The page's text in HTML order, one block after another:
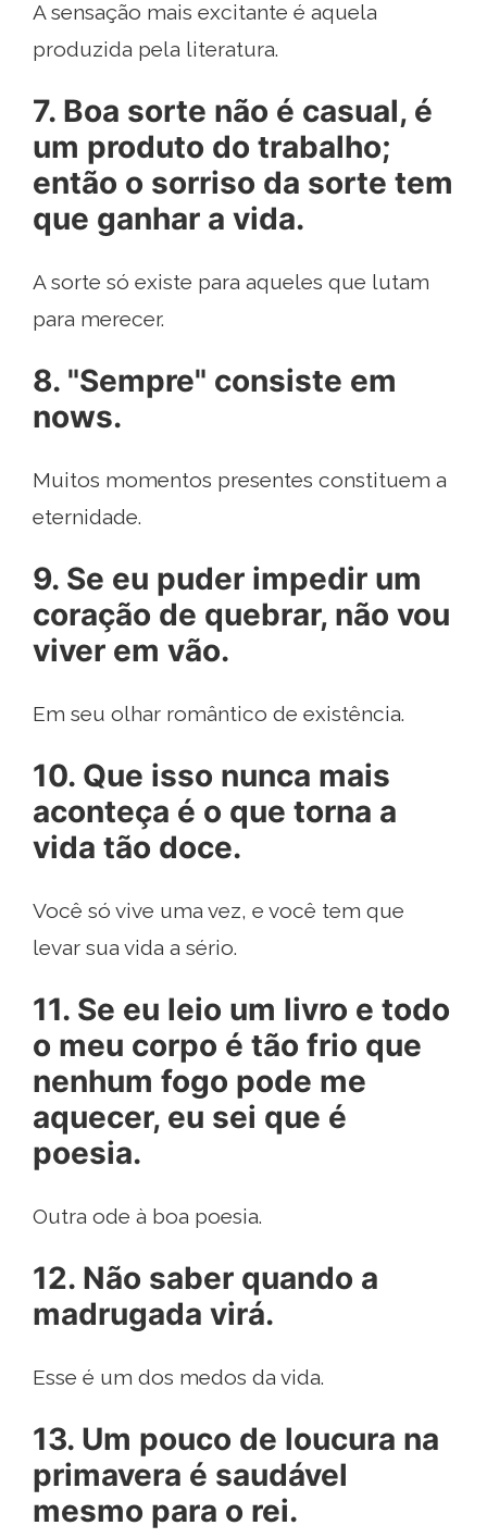
A sensação mais excitante é aquela
produzida pela literatura.
7. Boa sorte não é casual, é
um produto do trabalho;
então o sorriso da sorte tem
que ganhar a vida.
A sorte só existe para aqueles que lutam
para merecer.
8. "Sempre" consiste em
nows.
Muitos momentos presentes constituem a
eternidade.
9. Se eu puder impedir um
coração de quebrar, não vou
viver em vão.
Em seu olhar romântico de existência.
10. Que isso nunca mais
aconteça é o que torna a
vida tão doce.
Você só vive uma vez, e você tem que
levar sua vida a sério.
11. Se eu leio um livro e todo
o meu corpo é tão frio que
nenhum fogo pode me
aquecer, eu sei que é
poesia.
Outra ode à boa poesia.
12. Não saber quando a
madrugada virá.
Esse é um dos medos da vida.
13. Um pouco de loucura na
primavera é saudável
mesmo para o rei.